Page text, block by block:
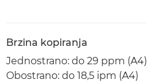
Brzina kopiranja
Jednostrano: do 29 ppm (A4)
Obostrano: do 18,5 ipm (A4)